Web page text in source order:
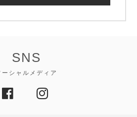
SNS
ーシャルメディア